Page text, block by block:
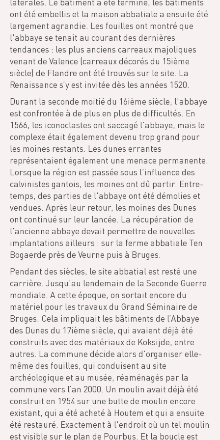
ont été embellis et la maison abbatiale a ensuite été
largement agrandie. Les fouilles ont montré que
l'abbaye se tenait au courant des dernières
tendances : les plus anciens carreaux majoliques
venant de Valence (carreaux décorés du 15ième
siècle) de Flandre ont été trouvés sur le site. La
Renaissance s’y est invitée dès les années 1520.
Durant la seconde moitié du 16ième siècle, l'abbaye
est confrontée à de plus en plus de difficultés. En
1566, les iconoclastes ont saccagé l'abbaye, mais le
complexe était également devenu trop grand pour
les moines restants. Les dunes errantes
représentaient également une menace permanente.
Lorsque la région est passée sous l'influence des
calvinistes gantois, les moines ont dû partir. Entre-
temps, des parties de l'abbaye ont été démolies et
vendues. Après leur retour, les moines des Dunes
ont continué sur leur lancée. La récupération de
l'ancienne abbaye devait permettre de nouvelles
implantations ailleurs : sur la ferme abbatiale Ten
Bogaerde près de Veurne puis à Bruges.
Pendant des siècles, le site abbatial est resté une
carrière. Jusqu'au lendemain de la Seconde Guerre
mondiale. A cette époque, on sortait encore du
matériel pour les travaux du Grand Séminaire de
Bruges. Cela impliquait les bâtiments de l’Abbaye
des Dunes du 17ième siècle, qui avaient déjà été
construits avec des matériaux de Koksijde, entre
autres. La commune décide alors d'organiser elle-
même des fouilles, qui conduisent au site
archéologique et au musée, réaménagés par la
commune vers l’an 2000. Un moulin avait déjà été
construit en 1954 sur une butte de moulin encore
existant, qui a été acheté à Houtem et qui a ensuite
été restauré. Exactement à l'endroit où un tel moulin
est visible sur le plan de Pourbus. Et la boucle est